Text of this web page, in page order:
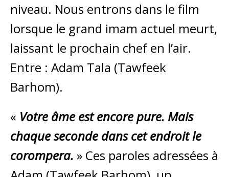
niveau. Nous entrons dans le film
lorsque le grand imam actuel meurt,
laissant le prochain chef en l’air.
Entre : Adam Tala (Tawfeek
Barhom).
« Votre âme est encore pure. Mais
chaque seconde dans cet endroit le
corompera. » Ces paroles adressées à